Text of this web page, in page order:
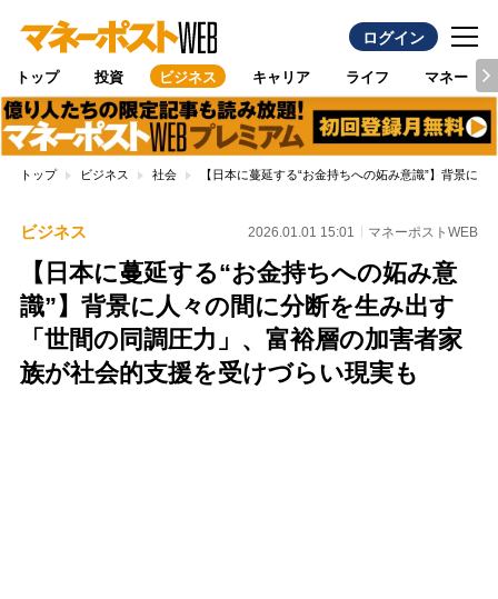
ログイン
トップ 投資 ビジネス キャリア ライフ マネー
トップ ビジネス 社会 【日本に蔓延する“お金持ちへの妬み意識”】背景に
ビジネス 2026.01.01 15:01 マネーポストWEB
【日本に蔓延する“お金持ちへの妬み意
識”】背景に人々の間に分断を生み出す
「世間の同調圧力」、富裕層の加害者家
族が社会的支援を受けづらい現実も